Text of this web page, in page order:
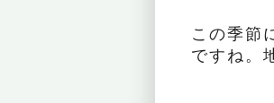
この季節
ですね。